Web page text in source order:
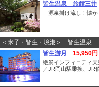
皆生温泉 旅館三井
源泉掛け流し！懐か
＜米子・皆生・境港＞ 皆生温泉
皆生游月
15,950円
絶景インフィニティ
／JR岡山駅乗換、JR